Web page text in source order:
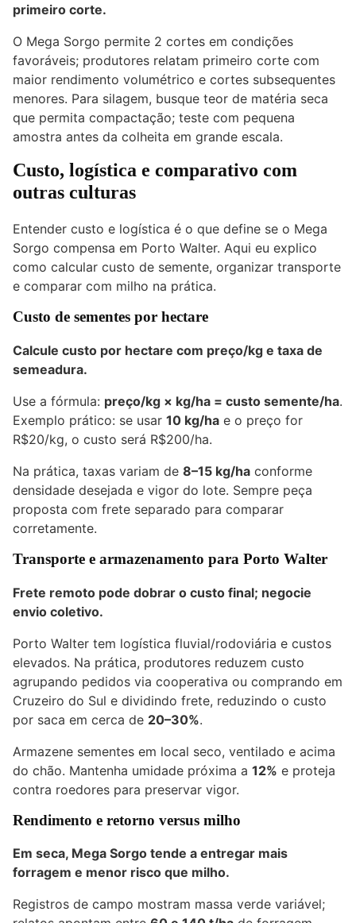
primeiro corte.
O Mega Sorgo permite 2 cortes em condições
favoráveis; produtores relatam primeiro corte com
maior rendimento volumétrico e cortes subsequentes
menores. Para silagem, busque teor de matéria seca
que permita compactação; teste com pequena
amostra antes da colheita em grande escala.
Custo, logística e comparativo com
outras culturas
Entender custo e logística é o que define se o Mega
Sorgo compensa em Porto Walter. Aqui eu explico
como calcular custo de semente, organizar transporte
e comparar com milho na prática.
Custo de sementes por hectare
Calcule custo por hectare com preço/kg e taxa de
semeadura.
Use a fórmula: preço/kg × kg/ha = custo semente/ha.
Exemplo prático: se usar 10 kg/ha e o preço for
R$20/kg, o custo será R$200/ha.
Na prática, taxas variam de 8–15 kg/ha conforme
densidade desejada e vigor do lote. Sempre peça
proposta com frete separado para comparar
corretamente.
Transporte e armazenamento para Porto Walter
Frete remoto pode dobrar o custo final; negocie
envio coletivo.
Porto Walter tem logística fluvial/rodoviária e custos
elevados. Na prática, produtores reduzem custo
agrupando pedidos via cooperativa ou comprando em
Cruzeiro do Sul e dividindo frete, reduzindo o custo
por saca em cerca de 20–30%.
Armazene sementes em local seco, ventilado e acima
do chão. Mantenha umidade próxima a 12% e proteja
contra roedores para preservar vigor.
Rendimento e retorno versus milho
Em seca, Mega Sorgo tende a entregar mais
forragem e menor risco que milho.
Registros de campo mostram massa verde variável;